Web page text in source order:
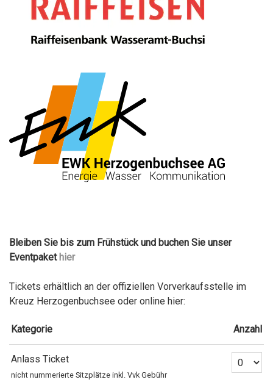
Bleiben Sie bis zum Frühstück und buchen Sie unser
Eventpaket hier
Tickets erhältlich an der offiziellen Vorverkaufsstelle im
Kreuz Herzogenbuchsee oder online hier:
Kategorie Anzahl
Anlass Ticket
nicht nummerierte Sitzplätze inkl. Vvk Gebühr
Anzahl